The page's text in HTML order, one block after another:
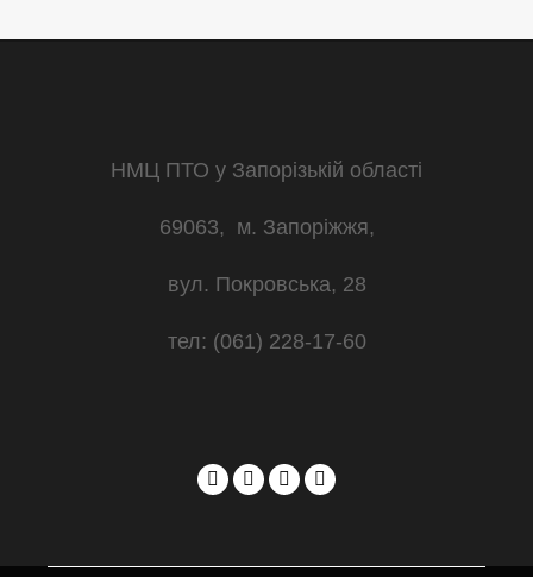
НМЦ ПТО у Запорізькій області
69063, м. Запоріжжя,
вул. Покровська, 28
тел: (061) 228-17-60